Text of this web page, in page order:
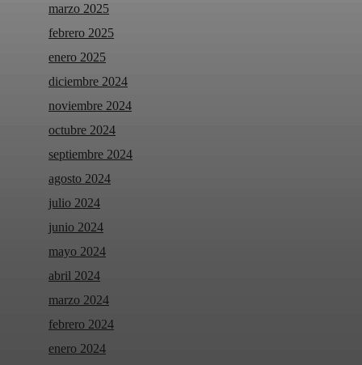
marzo 2025
febrero 2025
enero 2025
diciembre 2024
noviembre 2024
octubre 2024
septiembre 2024
agosto 2024
julio 2024
junio 2024
mayo 2024
abril 2024
marzo 2024
febrero 2024
enero 2024